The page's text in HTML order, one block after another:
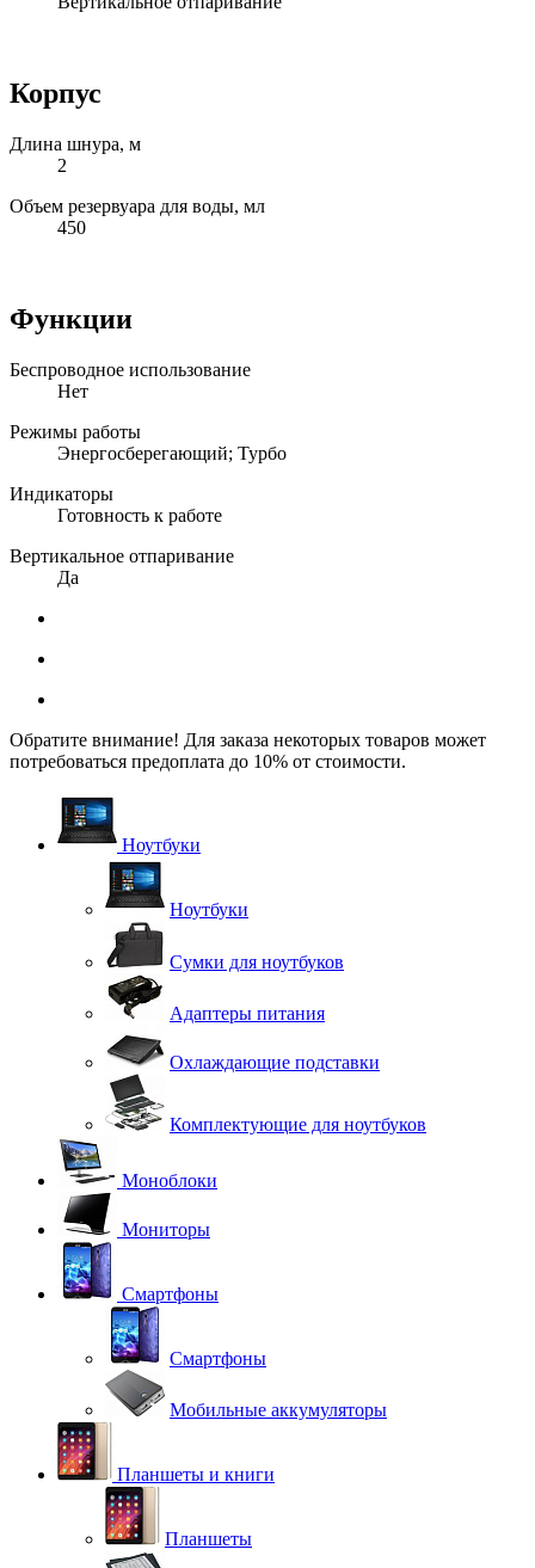
Корпус
Длина шнура, м
2
Объем резервуара для воды, мл
450
Функции
Беспроводное использование
Нет
Режимы работы
Энергосберегающий; Турбо
Индикаторы
Готовность к работе
Вертикальное отпаривание
Да
Обратите внимание! Для заказа некоторых товаров может
потребоваться предоплата до 10% от стоимости.
Ноутбуки
Ноутбуки
Сумки для ноутбуков
Адаптеры питания
Охлаждающие подставки
Комплектующие для ноутбуков
Моноблоки
Мониторы
Смартфоны
Смартфоны
Мобильные аккумуляторы
Планшеты и книги
Планшеты